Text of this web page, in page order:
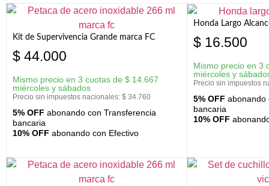
Kit de Supervivencia Grande marca FC
$ 44.000
Mismo precio en 3 cuotas de $ 14.667
miércoles y sábados
Precio sin impuestos nacionales: $ 34.760
5% OFF abonando con Transferencia
bancaria
10% OFF abonando con Efectivo
Honda Largo
$ 16.500
Mismo precio en 3
miércoles y
Precio sin impuestos
5% OFF abonando
bancaria
10% OFF